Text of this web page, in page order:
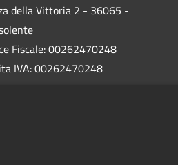
della Vittoria 2 - 36065 -
Fiscale: 00262470248
IVA: 00262470248